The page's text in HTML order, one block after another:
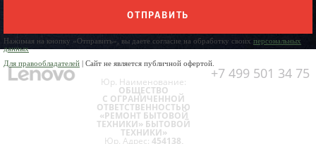
ОТПРАВИТЬ
Нажимая на кнопку «Отправить», вы даете согласие на обработку своих персональных
данных
Для правообладателей | Сайт не является публичной офертой.
+7 499 501 34 75
Юр. Наименование:
ОБЩЕСТВО
С ОГРАНИЧЕННОЙ
ОТВЕТСТВЕННОСТЬЮ
«РЕМОНТ БЫТОВОЙ
ТЕХНИКИ» БЫТОВОЙ
ТЕХНИКИ»
Юр. Адрес: 454138,